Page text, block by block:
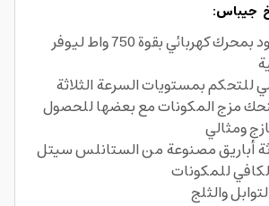
جيباس:
خلاط عصائر مزود بمحرك كهربائي بقوة 750 واط ليوفر
للتحكم بمستويات السرعة الثلاثة
مزج المكونات مع بعضها للحصول
ومثالي
أباريق مصنوعة من الستانلس سيتل
للمكونات
والثلج